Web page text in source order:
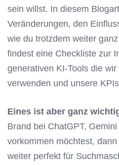
sein willst. In diesem
Veränderungen, den
wie du trotzdem weiter
findest eine Checkliste zur
generativen KI-Tools die
verwenden und unsere
Eines ist aber ganz
Brand bei ChatGPT,
vorkommen möchtest,
weiter perfekt für